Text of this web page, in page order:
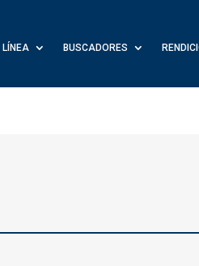
LÍNEA BUSCADORES